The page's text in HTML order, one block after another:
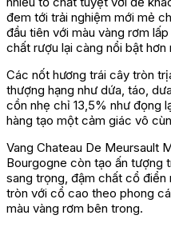
đem tới trải nghiệm mới mẻ
đầu tiên với màu vàng rơm
chất rượu lại càng nổi bật hơn
Các nốt hương trái cây tròn
thượng hạng như dứa, táo,
cồn nhẹ chỉ 13,5% như đọng
hàng tạo một cảm giác vô
Vang Chateau De Meursault
Bourgogne còn tạo ấn tượng
sang trọng, đậm chất cổ
tròn với cổ cao theo phong
màu vàng rơm bên trong.